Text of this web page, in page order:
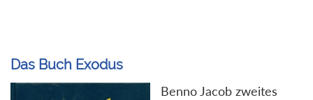
Das Buch Exodus
Benno Jacob zweites